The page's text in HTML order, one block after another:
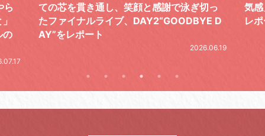
っ
D
気感」を鮮やかに描いた、FC限定ライブを
レポート
の
と